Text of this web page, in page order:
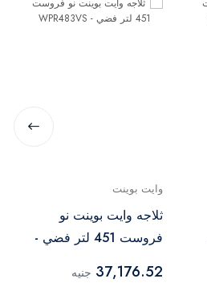
وايت بوينت
ثلاجه وايت بوينت نو
فروست 451 لتر فضي -
37,176.52 جنيه